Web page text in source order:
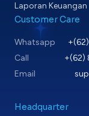
Laporan Keuangan
Customer Care
Whatsapp
Call
+(62)
Email
Headquarter